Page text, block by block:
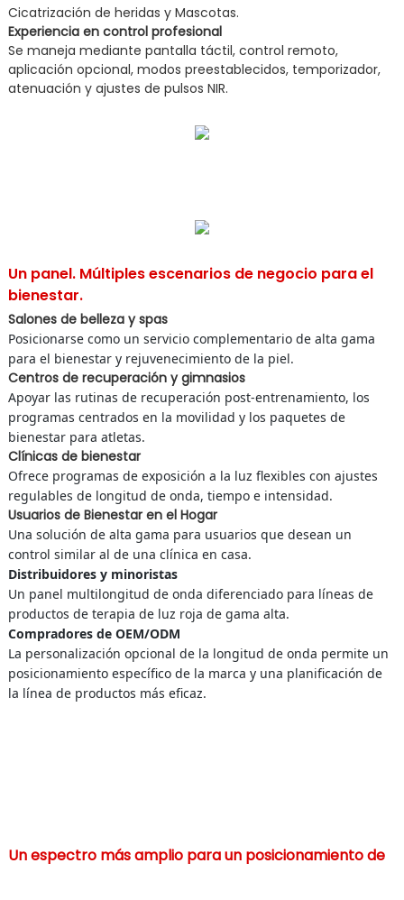
Cicatrización de heridas y Mascotas.
Experiencia en control profesional
Se maneja mediante pantalla táctil, control remoto,
aplicación opcional, modos preestablecidos, temporizador,
atenuación y ajustes de pulsos NIR.
Un panel. Múltiples escenarios de negocio para el
bienestar.
Salones de belleza y spas
Posicionarse como un servicio complementario de alta gama
para el bienestar y rejuvenecimiento de la piel.
Centros de recuperación y gimnasios
Apoyar las rutinas de recuperación post-entrenamiento, los
programas centrados en la movilidad y los paquetes de
bienestar para atletas.
Clínicas de bienestar
Ofrece programas de exposición a la luz flexibles con ajustes
regulables de longitud de onda, tiempo e intensidad.
Usuarios de Bienestar en el Hogar
Una solución de alta gama para usuarios que desean un
control similar al de una clínica en casa.
Distribuidores y minoristas
Un panel multilongitud de onda diferenciado para líneas de
productos de terapia de luz roja de gama alta.
Compradores de OEM/ODM
La personalización opcional de la longitud de onda permite un
posicionamiento específico de la marca y una planificación de
la línea de productos más eficaz.
Un espectro más amplio para un posicionamiento de